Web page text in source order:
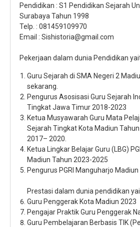
Pendidikan : S1 Pendidikan Sejarah
Surabaya Tahun 1998
Telp. : 081459109970
Email : Sishistoria@gmail.com
Pekerjaan dalam dunia Pendidikan
Guru Sejarah di SMA Negeri 2
sekarang.
Pengurus Asosisasi Guru Sejarah
Tingkat Jawa Timur 2018-2023
Ketua Musyawarah Guru Mata
Sejarah Tingkat Kota Madiun Tahun
2017– 2020.
Ketua Lingkar Belajar Guru (LBG)
Madiun Tahun 2023-2025
Pengurus PGRI Manguharjo
Prestasi dalam dunia pendidikan
Guru Penggerak Kota Madiun 2023
Pengajar Praktik Guru Penggerak
Guru Pembelajaran Berbasis TIK